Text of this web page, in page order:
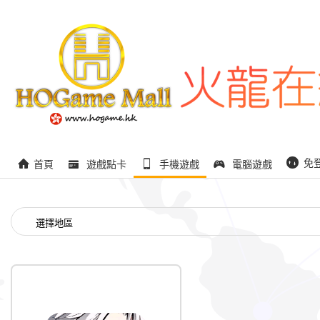
首頁 遊戲點卡 手機遊戲 電腦遊戲 免